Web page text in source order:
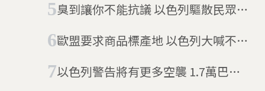
臭到讓你不能抗議 以色列驅散民眾出
歐盟要求商品標產地 以色列大喊不公
以色列警告將有更多空襲 1.7萬巴勒